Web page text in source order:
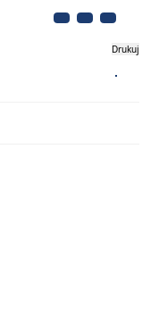
Drukuj